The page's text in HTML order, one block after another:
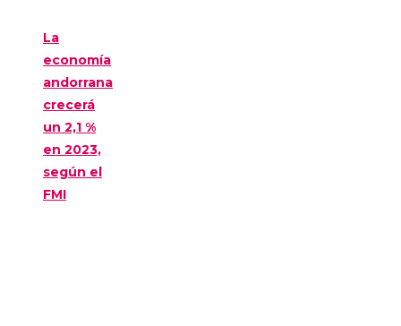
La
economía
andorrana
crecerá
un 2,1 %
en 2023,
según el
FMI